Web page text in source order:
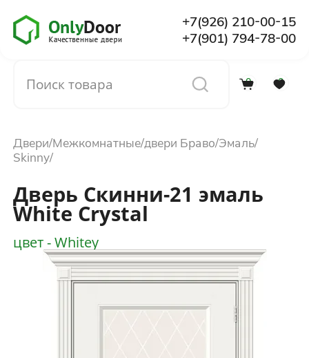
+7(926) 210-00-15
+7(901) 794-78-00
0 0
О компании
Установка
Доставка и оплата
Двери Межкомнатные двери Браво Эмаль
Skinny
Дверь Скинни-21 эмаль
White Сrystal
цвет - Whitey